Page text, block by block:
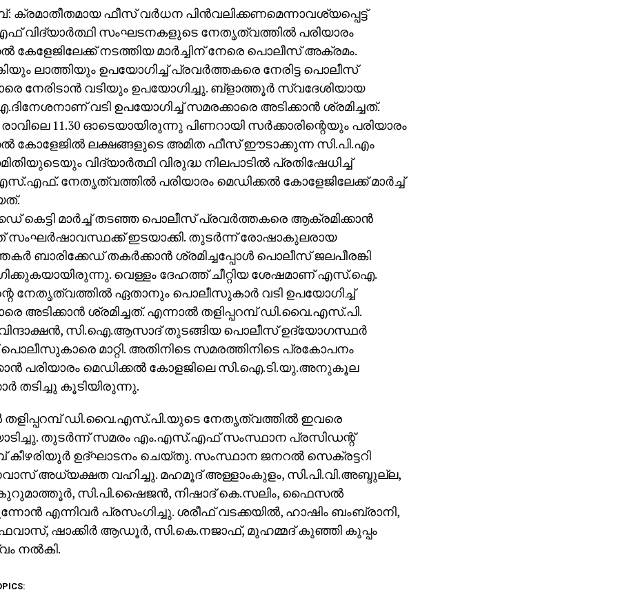
ക്രമാതീതമായ ഫീസ് വര്‍ധന പിന്‍വലിക്കണമെന്നാവശ്യപ്പെട്ട്
വിദ്യാര്‍ത്ഥി സംഘടനകളുടെ നേതൃത്വത്തില്‍ പരിയാരം
കേളേജിലേക്ക് നടത്തിയ മാര്‍ച്ചിന് നേരെ പൊലീസ് അക്രമം.
ലാത്തിയും ഉപയോഗിച്ച് പ്രവര്‍ത്തകരെ നേരിട്ട പൊലീസ്
നേരിടാന്‍ വടിയും ഉപയോഗിച്ചു. ബ്‌ളാത്തൂര്‍ സ്വദേശിയായ
വടി ഉപയോഗിച്ച് സമരക്കാരെ അടിക്കാന്‍ ശ്രമിച്ചത്.
11.30 ഓടെയായിരുന്നു പിണറായി സര്‍ക്കാരിന്റെയും പരിയാരം
കോളേജില്‍ ലക്ഷങ്ങളുടെ അമിത ഫീസ് ഈടാക്കുന്ന സി.പി.എം
വിദ്യാര്‍ത്ഥി വിരുദ്ധ നിലപാടില്‍ പ്രതിഷേധിച്ച്
നേതൃത്വത്തില്‍ പരിയാരം മെഡിക്കല്‍ കോളേജിലേക്ക് മാര്‍ച്ച്
കെട്ടി മാര്‍ച്ച് തടഞ്ഞ പൊലീസ് പ്രവര്‍ത്തകരെ ആക്രമിക്കാന്‍
സംഘര്‍ഷാവസ്ഥക്ക് ഇടയാക്കി. തുടര്‍ന്ന് രോഷാകുലരായ
ബാരിക്കേഡ് തകര്‍ക്കാന്‍ ശ്രമിച്ചപ്പോള്‍ പൊലീസ് ജലപീരങ്കി
വെള്ളം ദേഹത്ത് ചീറ്റിയ ശേഷമാണ് എസ്.ഐ.
നേതൃത്വത്തില്‍ ഏതാനും പൊലീസുകാര്‍ വടി ഉപയോഗിച്ച്
അടിക്കാന്‍ ശ്രമിച്ചത്. എന്നാല്‍ തളിപ്പറമ്പ് ഡി.വൈ.എസ്.പി.
സി.ഐ.ആസാദ് തുടങ്ങിയ പൊലീസ് ഉദ്യോഗസ്ഥര്‍
പൊലീസുകാരെ മാറ്റി. അതിനിടെ സമരത്തിനിടെ പ്രകോപനം
പരിയാരം മെഡിക്കല്‍ കോളജിലെ സി.ഐ.ടി.യു.അനുകൂല
തടിച്ചു കൂടിയിരുന്നു.
തളിപ്പറമ്പ് ഡി.വൈ.എസ്.പി.യുടെ നേതൃത്വത്തില്‍ ഇവരെ
തുടര്‍ന്ന് സമരം എം.എസ്.എഫ് സംസ്ഥാന പ്രസിഡന്റ്
ഉദ്ഘാടനം ചെയ്തു. സംസ്ഥാന ജനറല്‍ സെക്രട്ടറി
അധ്യക്ഷത വഹിച്ചു. മഹമൂദ് അള്ളാംകുളം, സി.പി.വി.അബ്ദുല്ല,
സി.പി.ഷൈജന്‍, നിഷാദ് കെ.സലിം, ഫൈസല്‍
എന്നിവര്‍ പ്രസംഗിച്ചു. ശരീഫ് വടക്കയില്‍, ഹാഷിം ബംബ്രാനി,
ഷാക്കിര്‍ ആഡൂര്‍, സി.കെ.നജാഫ്, മുഹമ്മദ് കുഞ്ഞി കുപ്പം
നല്‍കി.